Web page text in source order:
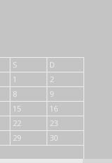
S
D
1
2
8
9
15
16
22
23
29
30